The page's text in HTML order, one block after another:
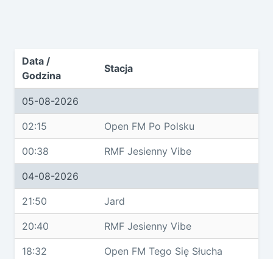
Data /
Godzina
Stacja
05-08-2026
02:15 Open FM Po Polsku
00:38 RMF Jesienny Vibe
04-08-2026
21:50 Jard
20:40 RMF Jesienny Vibe
18:32 Open FM Tego Się Słucha